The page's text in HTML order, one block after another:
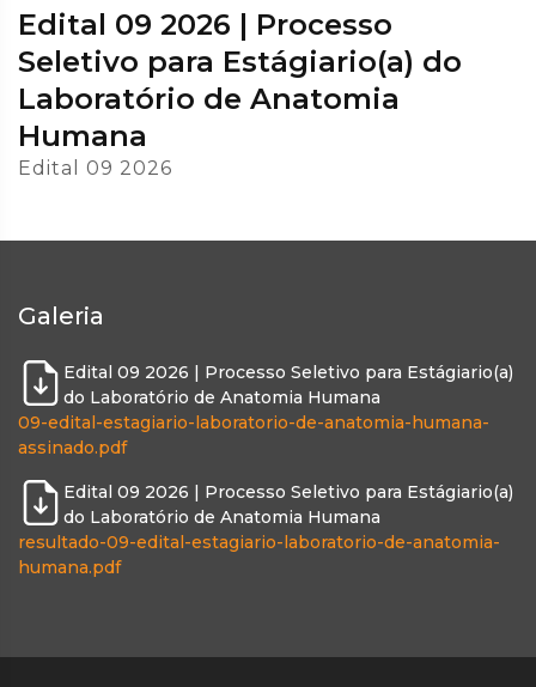
Edital 09 2026 | Processo
Seletivo para Estágiario(a) do
Laboratório de Anatomia
Humana
Edital 09 2026
Galeria
Edital 09 2026 | Processo Seletivo para Estágiario(a)
do Laboratório de Anatomia Humana
09-edital-estagiario-laboratorio-de-anatomia-humana-
assinado.pdf
Edital 09 2026 | Processo Seletivo para Estágiario(a)
do Laboratório de Anatomia Humana
resultado-09-edital-estagiario-laboratorio-de-anatomia-
humana.pdf